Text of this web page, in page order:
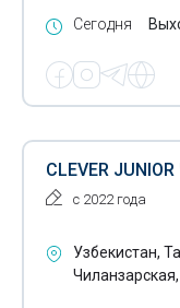
Сегодня
CLEVER JUNIOR
с 2022 года
Узбекистан,